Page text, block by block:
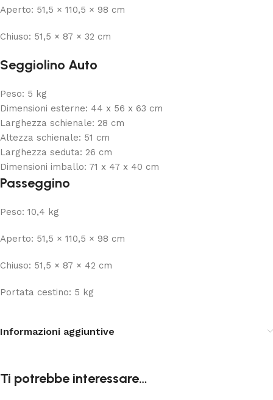
Aperto: 51,5 × 110,5 × 98 cm
Chiuso: 51,5 × 87 × 32 cm
Seggiolino Auto
Peso: 5 kg
Dimensioni esterne: 44 x 56 x 63 cm
Larghezza schienale: 28 cm
Altezza schienale: 51 cm
Larghezza seduta: 26 cm
Dimensioni imballo: 71 x 47 x 40 cm
Passeggino
Peso: 10,4 kg
Aperto: 51,5 × 110,5 × 98 cm
Chiuso: 51,5 × 87 × 42 cm
Portata cestino: 5 kg
Informazioni aggiuntive
Ti potrebbe interessare…